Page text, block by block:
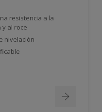
resistencia a la
al roce
nivelación